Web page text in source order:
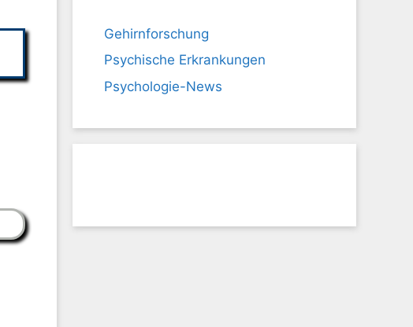
Gehirnforschung
Psychische Erkrankungen
Psychologie-News